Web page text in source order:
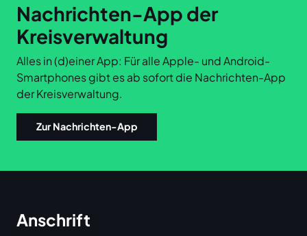
Nachrichten-App der
Kreisverwaltung
Alles in (d)einer App: Für alle Apple- und Android-
Smartphones gibt es ab sofort die Nachrichten-App
der Kreisverwaltung.
Zur Nachrichten-App
Anschrift